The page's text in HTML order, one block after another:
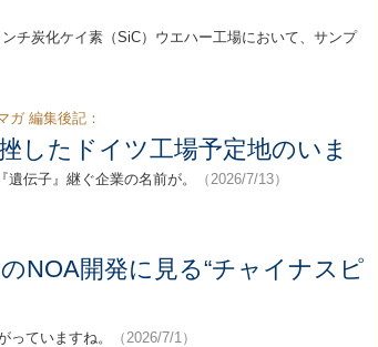
チ炭化ケイ素（SiC）ウエハー工場において、サンプ
ガ 編集後記：
したドイツ工場予定地のいま
伝子』継ぐ企業の名前が。 （2026/7/13）
NOA開発に見る“チャイナスピ
っていますね。 （2026/7/1）